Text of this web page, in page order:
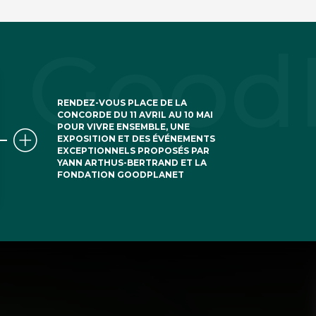
RENDEZ-VOUS PLACE DE LA
CONCORDE DU 11 AVRIL AU 10 MAI
POUR VIVRE ENSEMBLE, UNE
EXPOSITION ET DES ÉVÉNEMENTS
EXCEPTIONNELS PROPOSÉS PAR
YANN ARTHUS-BERTRAND ET LA
FONDATION GOODPLANET